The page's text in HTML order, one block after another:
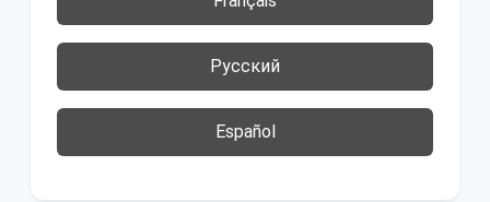
Русский
Español